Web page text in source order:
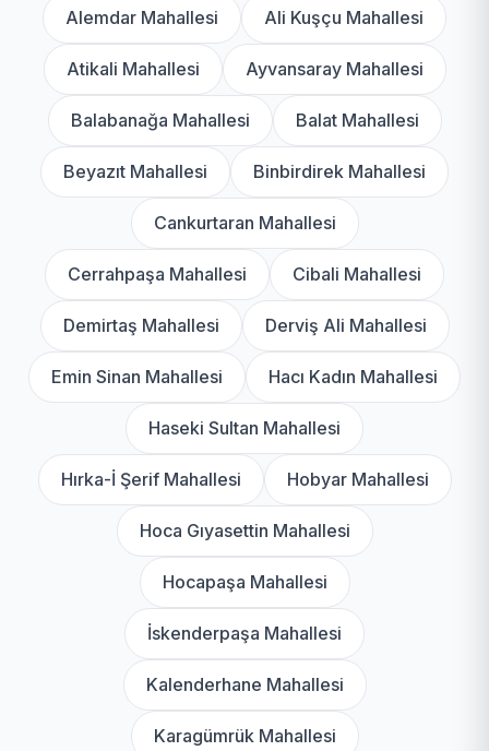
Alemdar Mahallesi Ali Kuşçu Mahallesi
Atikali Mahallesi Ayvansaray Mahallesi
Balabanağa Mahallesi Balat Mahallesi
Beyazıt Mahallesi Binbirdirek Mahallesi
Cankurtaran Mahallesi
Cerrahpaşa Mahallesi Cibali Mahallesi
Demirtaş Mahallesi Derviş Ali Mahallesi
Emin Sinan Mahallesi Hacı Kadın Mahallesi
Haseki Sultan Mahallesi
Hırka-İ Şerif Mahallesi Hobyar Mahallesi
Hoca Gıyasettin Mahallesi
Hocapaşa Mahallesi
İskenderpaşa Mahallesi
Kalenderhane Mahallesi
Karagümrük Mahallesi